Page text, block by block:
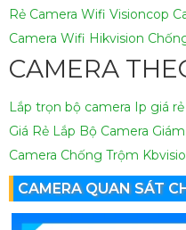
Rẻ Camera Wifi Visioncop
Camera Wifi Hikvision
CAMERA
Lắp trọn bộ camera Ip giá
Giá Rẻ Lắp Bộ Camera
Camera Chống Trộm
CAMERA QUAN SÁT